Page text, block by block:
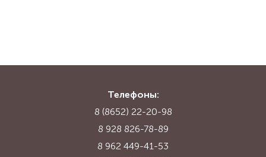
Телефоны:
8 (8652) 22-20-98
8 928 826-78-89
8 962 449-41-53